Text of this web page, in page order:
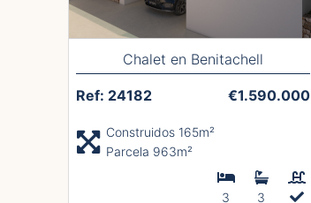
Chalet en Benitachell
Ref: 24182 €1.590.000
Construidos 165m²
Parcela 963m²
3 3